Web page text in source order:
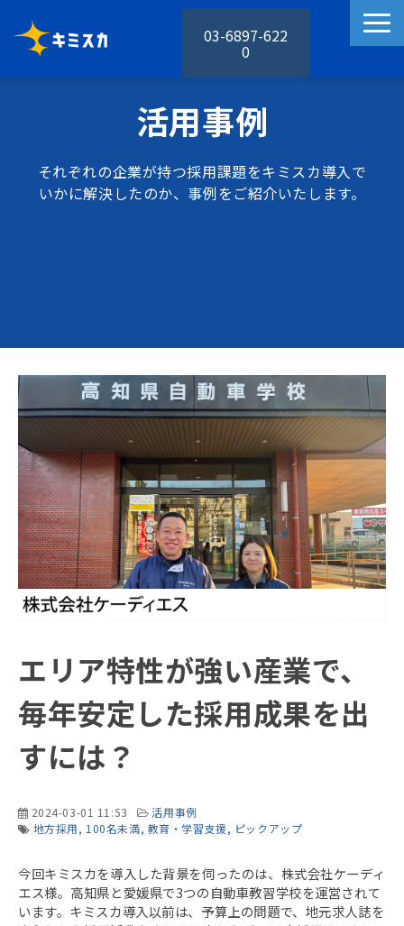
03-6897-622
0
キミスカの機能
料金プラン
活用事例
それぞれの企業が持つ採用課題をキミスカ導入で
いかに解決したのか、事例をご紹介いたします。
エリア特性が強い産業で、
毎年安定した採用成果を出
すには？
2024-03-01 11:53
活用事例
地方採用
100名未満 教育・学習支援 ピックアップ
今回キミスカを導入した背景を伺ったのは、株式会社ケーディ
エス様。高知県と愛媛県で3つの自動車教習学校を運営されて
います。キミスカ導入以前は、予算上の問題で、地元求人誌を